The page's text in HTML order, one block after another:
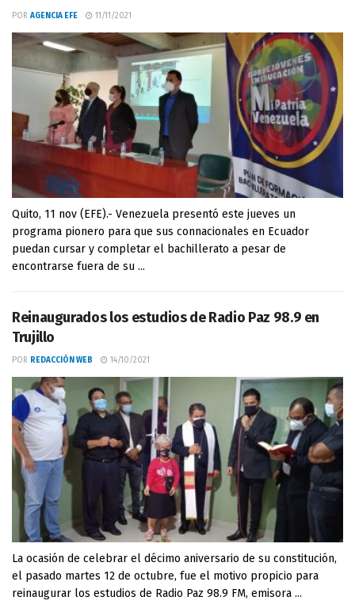
POR AGENCIA EFE 11/11/2021
Quito, 11 nov (EFE).- Venezuela presentó este jueves un
programa pionero para que sus connacionales en Ecuador
puedan cursar y completar el bachillerato a pesar de
encontrarse fuera de su ...
Reinaugurados los estudios de Radio Paz 98.9 en
Trujillo
POR REDACCIÓN WEB 14/10/2021
La ocasión de celebrar el décimo aniversario de su constitución,
el pasado martes 12 de octubre, fue el motivo propicio para
reinaugurar los estudios de Radio Paz 98.9 FM, emisora ...